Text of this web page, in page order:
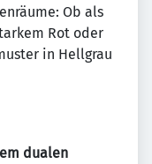
Ob als
Rot oder
in Hellgrau
dualen